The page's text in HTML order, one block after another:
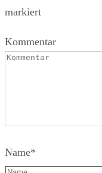
markiert
Kommentar
Name*